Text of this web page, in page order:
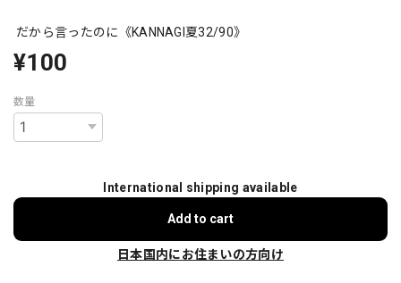
だから言ったのに《KANNAGI夏32/90》
¥100
数量
International shipping available
Add to cart
日本国内にお住まいの方向け